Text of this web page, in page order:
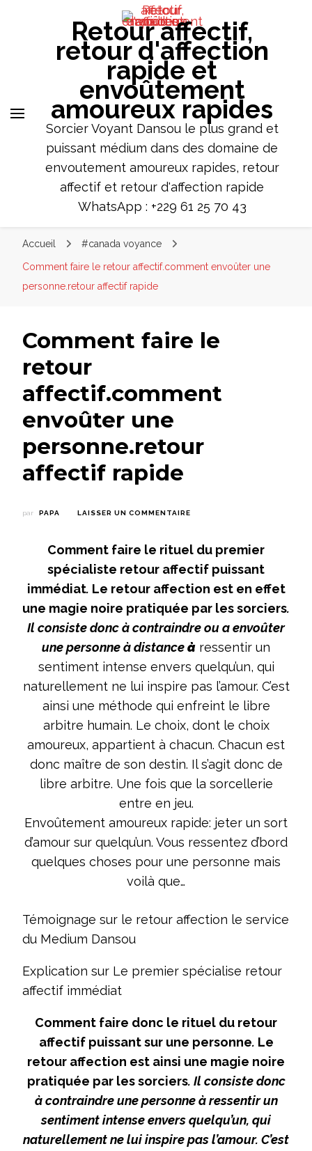
envoûtement
amoureux
rapides
Sorcier Voyant Dansou le plus grand et
puissant médium dans des domaine
de envoutement amoureux rapides,
retour affectif et retour d'affection
rapide WhatsApp : +229 61 25 70 43
Retour affectif,
retour d'affection
rapide et
envoûtement
amoureux rapides
Sorcier Voyant Dansou le plus grand et
puissant médium dans des domaine de
envoutement amoureux rapides, retour
affectif et retour d'affection rapide
WhatsApp : +229 61 25 70 43
Accueil #canada voyance
Comment faire le retour affectif.comment envoûter une
personne.retour affectif rapide
Comment faire le
retour
affectif.comment
envoûter une
personne.retour
affectif rapide
par PAPA LAISSER UN COMMENTAIRE
LE
AFFECTIF.COMMENT
ENVOÛTER
PERSONNE.RETOUR
AFFECTIF
Comment faire le rituel du premier
spécialiste retour affectif puissant
immédiat. Le retour affection est en effet
une magie noire pratiquée par les sorciers.
Il consiste donc à contraindre ou aenvoûter
une personne à distanceà ressentir un
sentiment intense envers quelqu’un, qui
naturellement ne lui inspire pas l’amour. C’est
ainsi une méthode qui enfreint le libre
arbitre humain. Le choix, dont le choix
amoureux, appartient à chacun. Chacun est
donc maître de son destin. Il s’agit donc de
libre arbitre. Une fois que la sorcellerie
entre en jeu.
Envoûtement amoureux rapide: jeter un sort
d’amour sur quelqu’un. Vous ressentez d’bord
quelques choses pour une personne mais
voilà que…
Témoignage sur le retour affection le service
du Medium Dansou
Explication sur Le premier spécialise retour
affectif immédiat
Comment faire donc le rituel du retour
affectif puissant sur une personne. Le
retour affection est ainsi une magie noire
pratiquée par les sorciers. Il consiste donc
à contraindre une personne à ressentir un
sentiment intense envers quelqu’un, qui
naturellement ne lui inspire pas l’amour. C’est